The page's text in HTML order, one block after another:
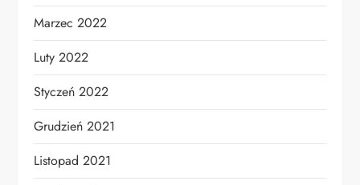
Marzec 2022
Luty 2022
Styczeń 2022
Grudzień 2021
Listopad 2021